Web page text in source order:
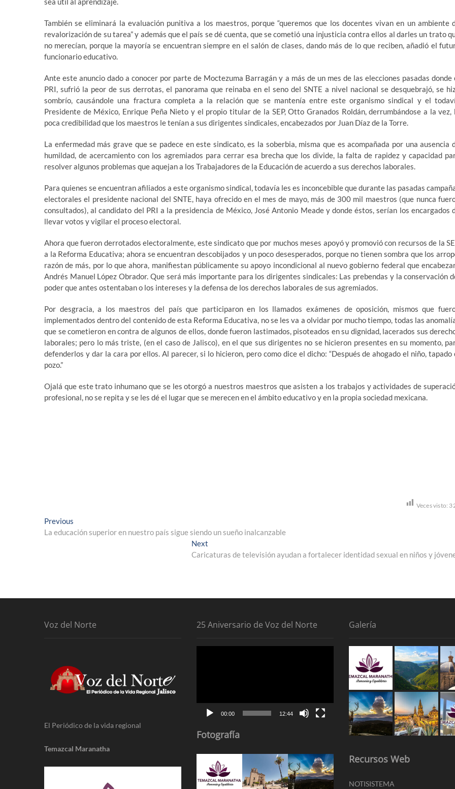
También se eliminará la evaluación punitiva a los maestros, porque “queremos que los docentes vivan en un ambiente
revalorización de su tarea” y además que el país se dé cuenta, que se cometió una injusticia contra ellos al darles un trato
no merecían, porque la mayoría se encuentran siempre en el salón de clases, dando más de lo que reciben, añadió el
funcionario educativo.
Ante este anuncio dado a conocer por parte de Moctezuma Barragán y a más de un mes de las elecciones pasadas donde
PRI, sufrió la peor de sus derrotas, el panorama que reinaba en el seno del SNTE a nivel nacional se desquebrajó, se
sombrío, causándole una fractura completa a la relación que se mantenía entre este organismo sindical y el
Presidente de México, Enrique Peña Nieto y el propio titular de la SEP, Otto Granados Roldán, derrumbándose a la vez,
poca credibilidad que los maestros le tenían a sus dirigentes sindicales, encabezados por Juan Díaz de la Torre.
La enfermedad más grave que se padece en este sindicato, es la soberbia, misma que es acompañada por una ausencia
humildad, de acercamiento con los agremiados para cerrar esa brecha que los divide, la falta de rapidez y capacidad
resolver algunos problemas que aquejan a los Trabajadores de la Educación de acuerdo a sus derechos laborales.
Para quienes se encuentran afiliados a este organismo sindical, todavía les es inconcebible que durante las pasadas
electorales el presidente nacional del SNTE, haya ofrecido en el mes de mayo, más de 300 mil maestros (que nunca
consultados), al candidato del PRI a la presidencia de México, José Antonio Meade y donde éstos, serían los encargados
llevar votos y vigilar el proceso electoral.
Ahora que fueron derrotados electoralmente, este sindicato que por muchos meses apoyó y promovió con recursos de la
a la Reforma Educativa; ahora se encuentran descobijados y un poco desesperados, porque no tienen sombra que los
razón de más, por lo que ahora, manifiestan públicamente su apoyo incondicional al nuevo gobierno federal que
Andrés Manuel López Obrador. Que será más importante para los dirigentes sindicales: Las prebendas y la conservación
poder que antes ostentaban o los intereses y la defensa de los derechos laborales de sus agremiados.
Por desgracia, a los maestros del país que participaron en los llamados exámenes de oposición, mismos que
implementados dentro del contenido de esta Reforma Educativa, no se les va a olvidar por mucho tiempo, todas las
que se cometieron en contra de algunos de ellos, donde fueron lastimados, pisoteados en su dignidad, lacerados sus
laborales; pero lo más triste, (en el caso de Jalisco), en el que sus dirigentes no se hicieron presentes en su momento,
defenderlos y dar la cara por ellos. Al parecer, si lo hicieron, pero como dice el dicho: “Después de ahogado el niño, tapado
pozo.”
Ojalá que este trato inhumano que se les otorgó a nuestros maestros que asisten a los trabajos y actividades de
profesional, no se repita y se les dé el lugar que se merecen en el ámbito educativo y en la propia sociedad mexicana.
Veces visto:
Navegación
de
Previous
post:
La educación superior en nuestro país sigue siendo un sueño inalcanzable
Next
post:
Caricaturas de televisión ayudan a fortalecer identidad sexual en niños y
Voz del Norte
El Periódico de la vida regional
Temazcal Maranatha
25 Aniversario de Voz del Norte
00:00 12:44
Fotografía
Galería
Recursos Web
NOTISISTEMA